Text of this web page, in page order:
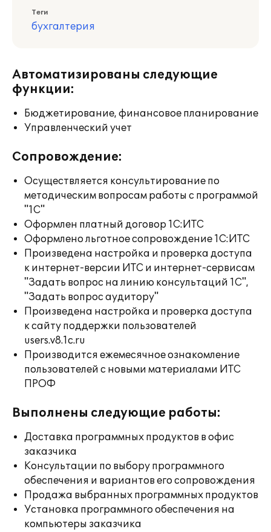
Теги
бухгалтерия
Автоматизированы следующие
функции:
Бюджетирование, финансовое планирование
Управленческий учет
Сопровождение:
Осуществляется консультирование по
методическим вопросам работы с программой
"1С"
Оформлен платный договор 1С:ИТС
Оформлено льготное сопровождение 1С:ИТС
Произведена настройка и проверка доступа
к интернет-версии ИТС и интернет-сервисам
"Задать вопрос на линию консультаций 1С",
"Задать вопрос аудитору"
Произведена настройка и проверка доступа
к сайту поддержки пользователей
users.v8.1c.ru
Производится ежемесячное ознакомление
пользователей с новыми материалами ИТС
ПРОФ
Выполнены следующие работы:
Доставка программных продуктов в офис
заказчика
Консультации по выбору программного
обеспечения и вариантов его сопровождения
Продажа выбранных программных продуктов
Установка программного обеспечения на
компьютеры заказчика